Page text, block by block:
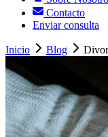
Contacto
Enviar consulta
Inicio Blog